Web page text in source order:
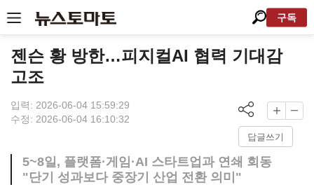
구독
젠슨 황 방한…피지컬AI 협력 기대감
고조
입력: 2026-06-04 15:59:29
수정: 2026-06-04 16:10:32
답글쓰기
5~8일, 플랫폼·게임·AI 스타트업과 연쇄 회동
"단기 성과보다 중장기 산업 전환 의미"